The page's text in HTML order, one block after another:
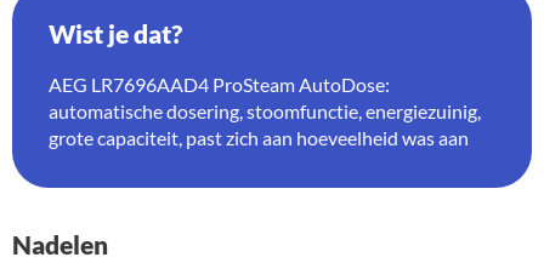
Wist je dat?
AEG LR7696AAD4 ProSteam AutoDose:
automatische dosering, stoomfunctie, energiezuinig,
grote capaciteit, past zich aan hoeveelheid was aan
Nadelen